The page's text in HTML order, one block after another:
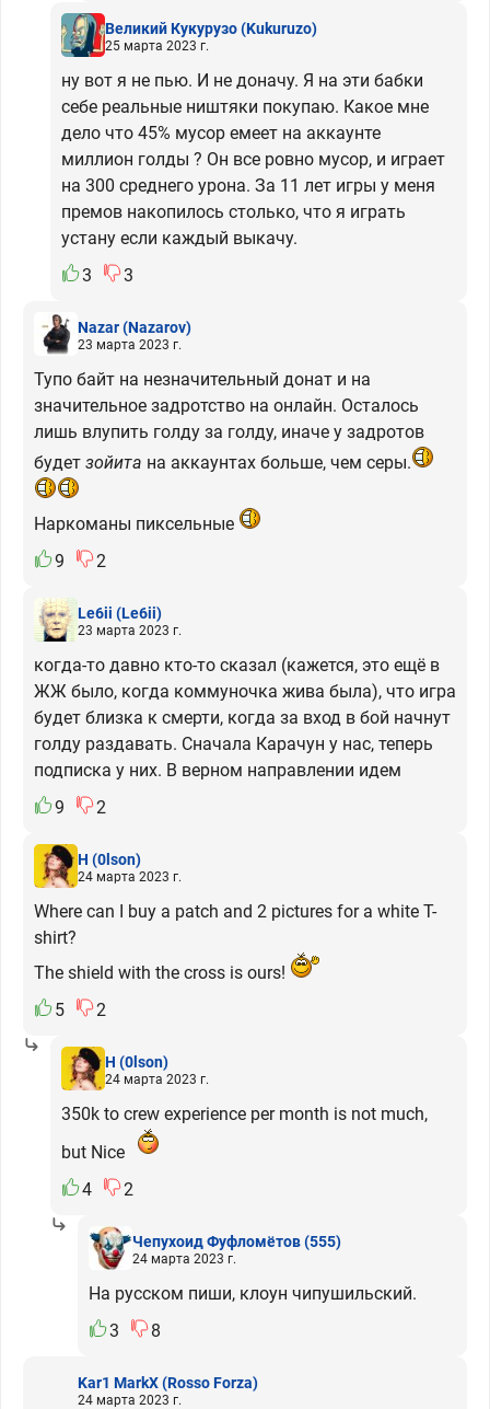
Великий Кукурузо(Kukuruzo)
25 марта 2023 г.
ну вот я не пью. И не доначу. Я на эти бабки
себе реальные ништяки покупаю. Какое мне
дело что 45% мусор емеет на аккаунте
миллион голды ? Он все ровно мусор, и играет
на 300 среднего урона. За 11 лет игры у меня
премов накопилось столько, что я играть
устану если каждый выкачу.
3
3
Nazar(Nazarov)
23 марта 2023 г.
Тупо байт на незначительный донат и на
значительное задротство на онлайн. Осталось
лишь влупить голду за голду, иначе у задротов
будет зойита на аккаунтах больше, чем серы.
Наркоманы пиксельные
9
2
Le6ii (Le6ii)
23 марта 2023 г.
когда-то давно кто-то сказал (кажется, это ещё в
ЖЖ было, когда коммуночка жива была), что игра
будет близка к смерти, когда за вход в бой начнут
голду раздавать. Сначала Карачун у нас, теперь
подписка у них. В верном направлении идем
9
2
H (0lson)
24 марта 2023 г.
Where can I buy a patch and 2 pictures for a white T-
shirt?
The shield with the cross is ours!
5
2
H (0lson)
24 марта 2023 г.
350k to crew experience per month is not much,
but Nice
4
2
Чепухоид Фуфломётов(555)
24 марта 2023 г.
На русском пиши, клоун чипушильский.
3
8
Kar1 MarkX(Rosso Forza)
24 марта 2023 г.